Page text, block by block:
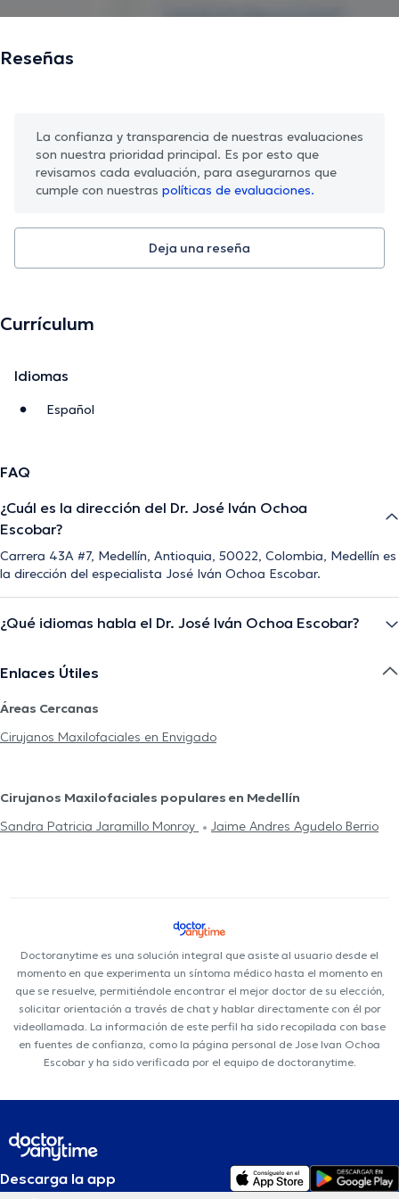
Reseñas
La confianza y transparencia de nuestras evaluaciones
son nuestra prioridad principal. Es por esto que
revisamos cada evaluación, para asegurarnos que
cumple con nuestras políticas de evaluaciones.
Deja una reseña
Currículum
Idiomas
Español
FAQ
¿Cuál es la dirección del Dr. José Iván Ochoa
Escobar?
Carrera 43A #7, Medellín, Antioquia, 50022, Colombia, Medellín es
la dirección del especialista José Iván Ochoa Escobar.
¿Qué idiomas habla el Dr. José Iván Ochoa Escobar?
Enlaces Útiles
Áreas Cercanas
Cirujanos Maxilofaciales en Envigado
Cirujanos Maxilofaciales populares en Medellín
Sandra Patricia Jaramillo Monroy
Jaime Andres Agudelo Berrio
Doctoranytime es una solución integral que asiste al usuario desde el
momento en que experimenta un síntoma médico hasta el momento en
que se resuelve, permitiéndole encontrar el mejor doctor de su elección,
solicitar orientación a través de chat y hablar directamente con él por
videollamada. La información de este perfil ha sido recopilada con base
en fuentes de confianza, como la página personal de Jose Ivan Ochoa
Escobar y ha sido verificada por el equipo de doctoranytime.
Descarga la app